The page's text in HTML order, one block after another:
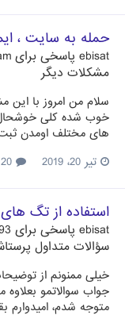
حمله به سایت ،
ebisat پاسخی برای
مشکلات دیگر
سلام من امروز با این
خوب شده کلی خوشحال
های مختلف اومدن
تیر 20، 2019
استفاده از تگ های H
ebisat پاسخی برای
سؤالات متداول
خیلی ممنونم از
جواب سوالاتمو
متوجه شدم، امیدوارم